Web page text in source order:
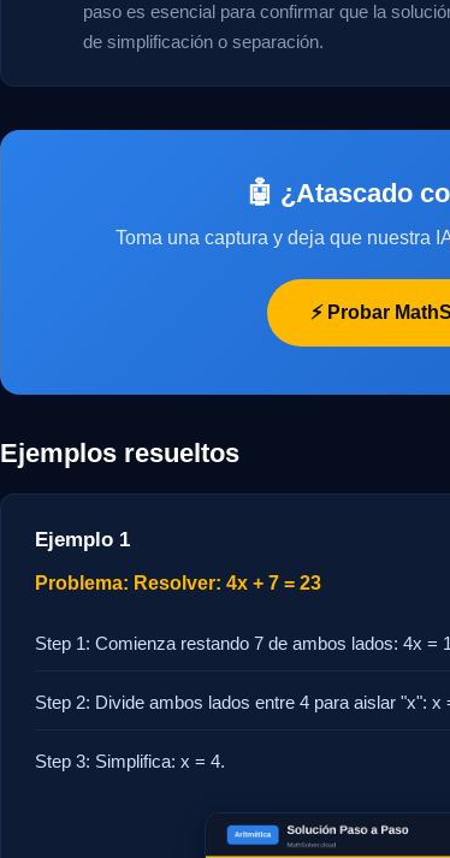
paso es esencial para confirmar que la
de simplificación o separación.
🤖 ¿Atascado
Toma una captura y deja que nuestra
⚡ Probar
Ejemplos resueltos
Ejemplo 1
Problema: Resolver: 4x + 7 = 23
Step 1: Comienza restando 7 de ambos lados: 4x =
Step 2: Divide ambos lados entre 4 para aislar "x": x
Step 3: Simplifica: x = 4.